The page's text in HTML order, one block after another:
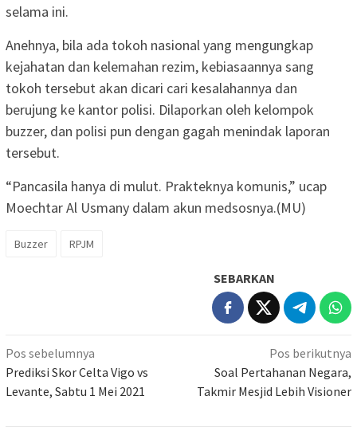
selama ini.
Anehnya, bila ada tokoh nasional yang mengungkap
kejahatan dan kelemahan rezim, kebiasaannya sang
tokoh tersebut akan dicari cari kesalahannya dan
berujung ke kantor polisi. Dilaporkan oleh kelompok
buzzer, dan polisi pun dengan gagah menindak laporan
tersebut.
“Pancasila hanya di mulut. Prakteknya komunis,” ucap
Moechtar Al Usmany dalam akun medsosnya.(MU)
Buzzer RPJM
SEBARKAN
Navigasi
pos
Pos sebelumnya
Prediksi Skor Celta Vigo vs
Levante, Sabtu 1 Mei 2021
Pos berikutnya
Soal Pertahanan Negara,
Takmir Mesjid Lebih Visioner